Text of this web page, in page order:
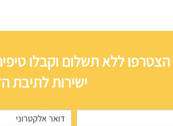
הצטרפו ללא תשלום וקבלו
ישירות לתיבת